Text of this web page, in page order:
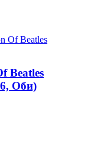
Beatles
Оби)